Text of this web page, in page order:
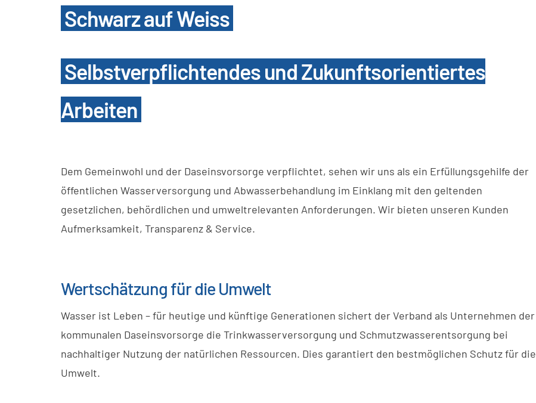
Schwarz auf Weiss
Selbstverpflichtendes und Zukunftsorientiertes
Arbeiten
Dem Gemeinwohl und der Daseinsvorsorge verpflichtet, sehen wir uns als ein Erfüllungsgehilfe der
öffentlichen Wasserversorgung und Abwasserbehandlung im Einklang mit den geltenden
gesetzlichen, behördlichen und umweltrelevanten Anforderungen. Wir bieten unseren Kunden
Aufmerksamkeit, Transparenz & Service.
Wertschätzung für die Umwelt
Wasser ist Leben – für heutige und künftige Generationen sichert der Verband als Unternehmen der
kommunalen Daseinsvorsorge die Trinkwasserversorgung und Schmutzwasserentsorgung bei
nachhaltiger Nutzung der natürlichen Ressourcen. Dies garantiert den bestmöglichen Schutz für die
Umwelt.